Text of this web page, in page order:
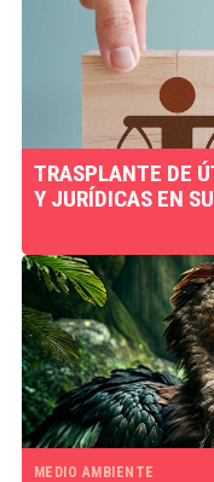
TRASPLANTE DE
Y JURÍDICAS EN
MEDIO AMBIENTE